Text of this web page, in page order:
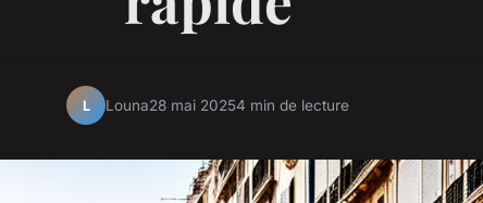
L Louna28 mai 20254 min de lecture